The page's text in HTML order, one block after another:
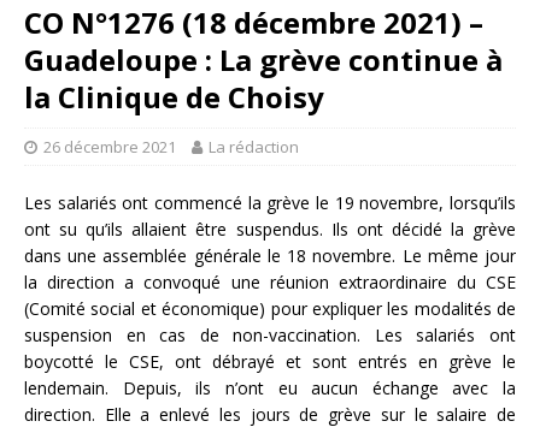
CO N°1276 (18 décembre 2021) –
Guadeloupe : La grève continue à
la Clinique de Choisy
26 décembre 2021 La rédaction
Les salariés ont commencé la grève le 19 novembre, lorsqu’ils
ont su qu’ils allaient être suspendus. Ils ont décidé la grève
dans une assemblée générale le 18 novembre. Le même jour
la direction a convoqué une réunion extraordinaire du CSE
(Comité social et économique) pour expliquer les modalités de
suspension en cas de non-vaccination. Les salariés ont
boycotté le CSE, ont débrayé et sont entrés en grève le
lendemain. Depuis, ils n’ont eu aucun échange avec la
direction. Elle a enlevé les jours de grève sur le salaire de